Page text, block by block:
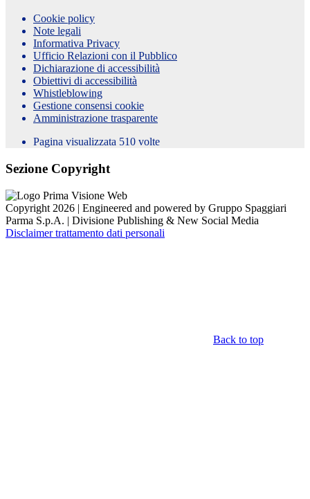
Cookie policy
Note legali
Informativa Privacy
Ufficio Relazioni con il Pubblico
Dichiarazione di accessibilità
Obiettivi di accessibilità
Whistleblowing
Gestione consensi cookie
Amministrazione trasparente
Pagina visualizzata 510 volte
Sezione Copyright
Copyright 2026 | Engineered and powered by Gruppo Spaggiari
Parma S.p.A. | Divisione Publishing & New Social Media
Disclaimer trattamento dati personali
Back to top